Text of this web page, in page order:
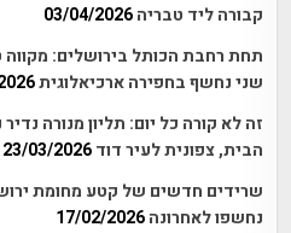
קבורה ליד טבריה 03/04/2026
תחת רחבת הכותל בירושלים:
שני נחשף בחפירה ארכיאלוגית
זה לא קורה כל יום: תליון מנורה
הבית, צפונית לעיר דוד 23/03/2026
שרידים חדשים של קטע מחומת
נחשפו לאחרונה 17/02/2026